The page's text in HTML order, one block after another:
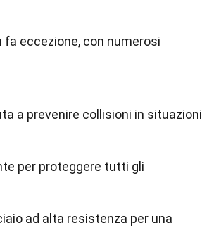
fa eccezione, con numerosi
a prevenire collisioni in situazioni
per proteggere tutti gli
ad alta resistenza per una